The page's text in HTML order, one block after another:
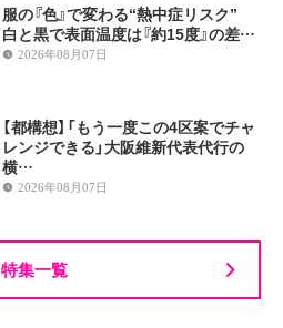
服の『色』で変わる“熱中症リスク”
白と黒で表面温度は『約15度』の差…
2026年08月07日
【都構想】「もう一度この4区案でチャ
レンジできる」大阪維新代表代行の
横…
2026年08月07日
特集一覧